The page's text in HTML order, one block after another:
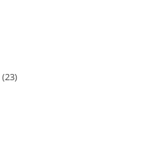
(23)